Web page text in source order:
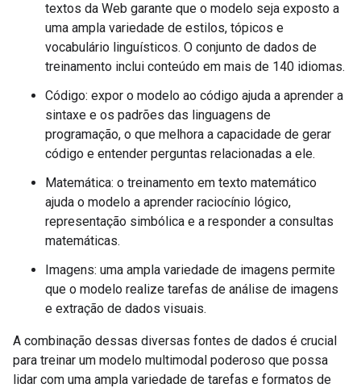
textos da Web garante que o modelo seja exposto a
uma ampla variedade de estilos, tópicos e
vocabulário linguísticos. O conjunto de dados de
treinamento inclui conteúdo em mais de 140 idiomas.
Código: expor o modelo ao código ajuda a aprender a
sintaxe e os padrões das linguagens de
programação, o que melhora a capacidade de gerar
código e entender perguntas relacionadas a ele.
Matemática: o treinamento em texto matemático
ajuda o modelo a aprender raciocínio lógico,
representação simbólica e a responder a consultas
matemáticas.
Imagens: uma ampla variedade de imagens permite
que o modelo realize tarefas de análise de imagens
e extração de dados visuais.
A combinação dessas diversas fontes de dados é crucial
para treinar um modelo multimodal poderoso que possa
lidar com uma ampla variedade de tarefas e formatos de